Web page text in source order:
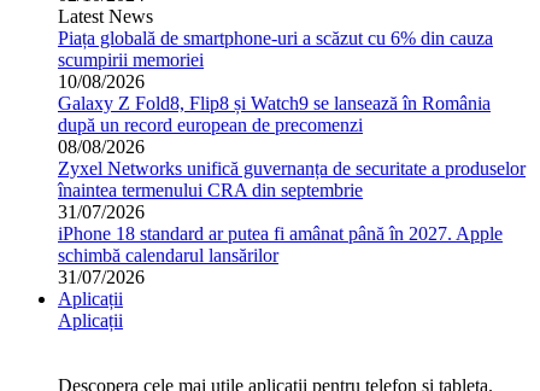
Latest News
Piața globală de smartphone-uri a scăzut cu 6% din cauza
scumpirii memoriei
10/08/2026
Galaxy Z Fold8, Flip8 și Watch9 se lansează în România
după un record european de precomenzi
08/08/2026
Zyxel Networks unifică guvernanța de securitate a produselor
înaintea termenului CRA din septembrie
31/07/2026
iPhone 18 standard ar putea fi amânat până în 2027. Apple
schimbă calendarul lansărilor
31/07/2026
Aplicații
Aplicații
Descopera cele mai utile aplicatii pentru telefon si tableta.